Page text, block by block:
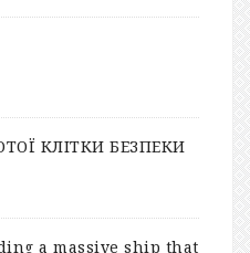
КЛІТКИ БЕЗПЕКИ
a massive ship that